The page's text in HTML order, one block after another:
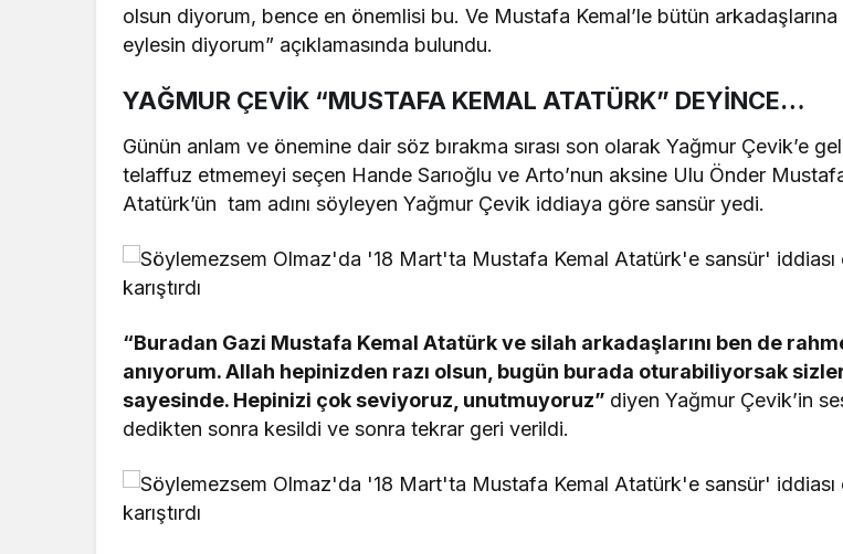
olsun diyorum, bence en önemlisi bu. Ve Mustafa Kemal’le bütün
eylesin diyorum” açıklamasında bulundu.
YAĞMUR ÇEVİK “MUSTAFA KEMAL ATATÜRK” DEYİNCE…
Günün anlam ve önemine dair söz bırakma sırası son olarak Yağmur Çevik’e
telaffuz etmemeyi seçen Hande Sarıoğlu ve Arto’nun aksine Ulu Önder
Atatürk’ün tam adını söyleyen Yağmur Çevik iddiaya göre sansür yedi.
“Buradan Gazi Mustafa Kemal Atatürk ve silah arkadaşlarını ben de
anıyorum. Allah hepinizden razı olsun, bugün burada oturabiliyorsak
sayesinde. Hepinizi çok seviyoruz, unutmuyoruz” diyen Yağmur Çevik’in
dedikten sonra kesildi ve sonra tekrar geri verildi.